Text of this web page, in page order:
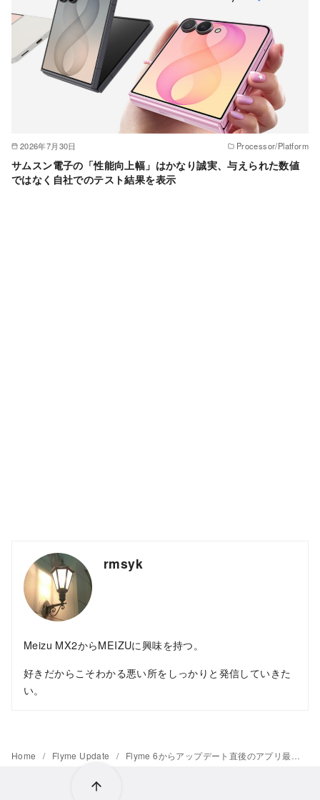
2026年7月30日 Processor/Platform
サムスン電子の「性能向上幅」はかなり誠実、与えられた数値
ではなく自社でのテスト結果を表示
rmsyk
Meizu MX2からMEIZUに興味を持つ。
好きだからこそわかる悪い所をしっかりと発信していきた
い。
Home Flyme Update Flyme 6からアップデート直後のアプリ最適化画面が大幅に変更